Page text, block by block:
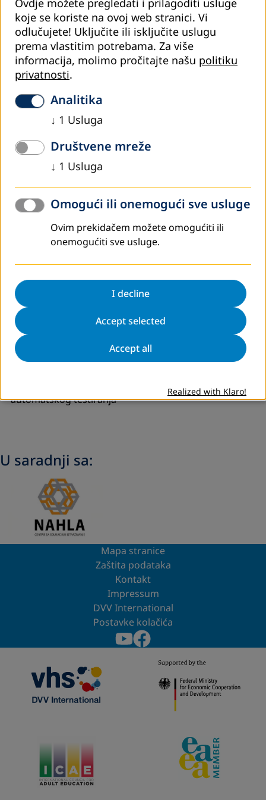
Razviti/unaprijediti računovodstveno-finansijske
kompetencije kod nezaposlenih žena
Ojačati socioemocionalne kompetencije kod
nezaposlenih žena nakon dugog perioda nezaposlenosti
CILJNA GRUPA:14 nezaposlenih žena s područja Kantona
Sarajevo koje su završile minimalno srednje obrazovanje.
TRAJANJE PROJEKTA
Izrađena i akreditovana dva nova neformalna programa
za obrazovanje odraslih u skladu s potrebama tržišta
14 nezaposlenih žena uspješno završilo obuku u trajanju
od 120 nastavnih sati
9 polaznica (64%) je dobilo zaposlenje na osnovu znanja i
vještina stečenih u toku obuke
Zahvaljujući partnertvu CEI „Nahla“ s vodećim
ponuđačem jezičnog i zakonodavno lokaliziranog ERP
softvera u jadranskoj regiji – Datalab BH d.o.o. polaznice
obuke su imale priliku upoznati se sa sistemom koji je u
potpunosti odgovorio na izazove i mogućnosti digitalne
transformacije – naprednim ERP poslovnim
informacijskim sistemom PANTHEON
digitalizacije računovodstva i uvoda u koncept
automatskog testiranja
U saradnji sa:
Mapa stranice
Zaštita podataka
Kontakt
Impressum
DVV International
Postavke kolačića
Ovdje možete pregledati i prilagoditi usluge
koje se koriste na ovoj web stranici. Vi
odlučujete! Uključite ili isključite uslugu
prema vlastitim potrebama. Za više
informacija, molimo pročitajte našu politiku
privatnosti.
Analitika
↓ 1 Usluga
Društvene mreže
↓ 1 Usluga
Omogući ili onemogući sve usluge
Ovim prekidačem možete omogućiti ili
onemogućiti sve usluge.
I decline
Accept selected
Accept all
Realized with Klaro!